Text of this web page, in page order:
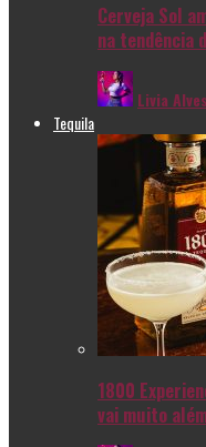
Cerveja Sol
na tendência
Livia Alves
Tequila
1800
vai muito